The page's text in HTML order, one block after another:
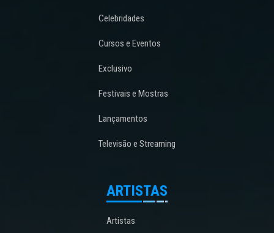
Celebridades
Cursos e Eventos
Exclusivo
Festivais e Mostras
Lançamentos
Televisão e Streaming
ARTISTAS
Artistas